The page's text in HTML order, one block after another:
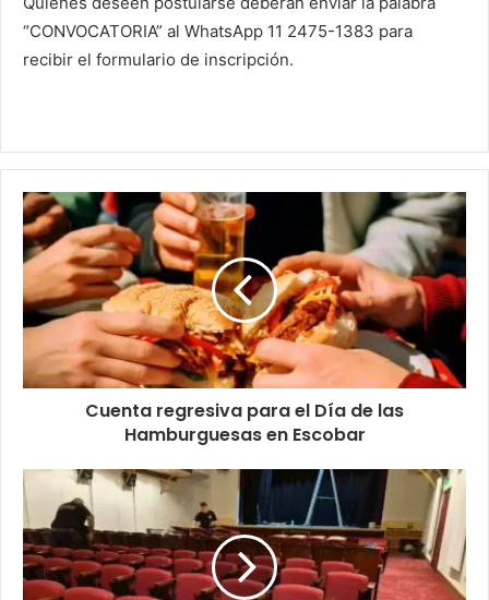
“CONVOCATORIA” al WhatsApp 11 2475-1383 para
recibir el formulario de inscripción.
Cuenta regresiva para el Día de las
Hamburguesas en Escobar